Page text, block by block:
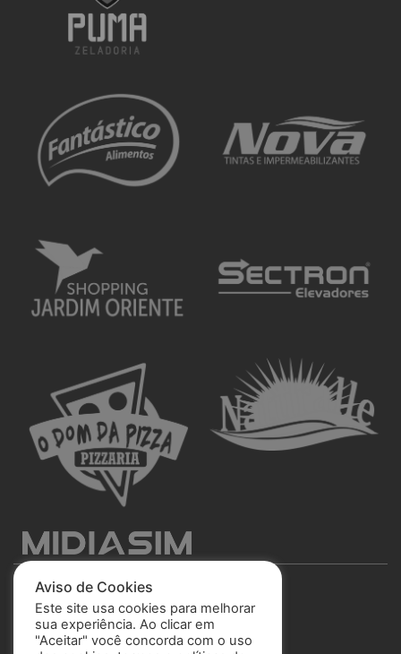
Aviso de Cookies
Este site usa cookies para melhorar
sua experiência. Ao clicar em
"Aceitar" você concorda com o uso